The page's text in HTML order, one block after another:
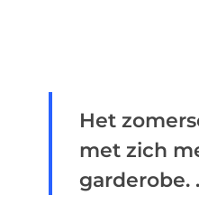
Het
met zich
garderobe.